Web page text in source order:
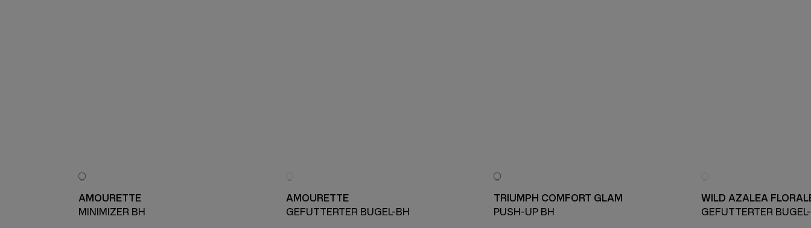
AMOURETTE
MINIMIZER BH
AMOURETTE
GEFÜTTERTER BÜGEL-BH
TRIUMPH COMFORT GLAM
PUSH-UP BH
WILD AZALEA
GEFÜTTERTER